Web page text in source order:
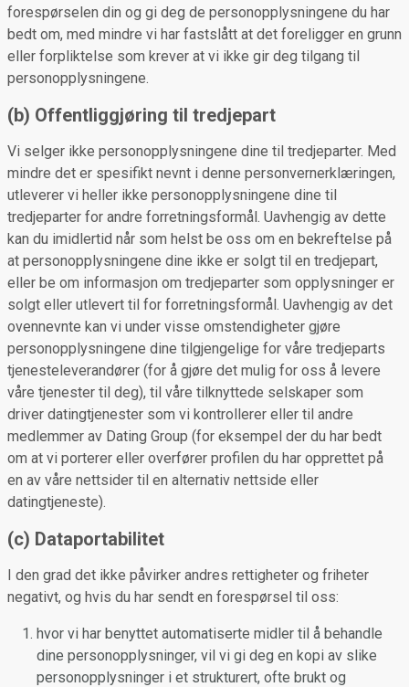
forespørselen din og gi deg de personopplysningene du har
bedt om, med mindre vi har fastslått at det foreligger en grunn
eller forpliktelse som krever at vi ikke gir deg tilgang til
personopplysningene.
(b) Offentliggjøring til tredjepart
Vi selger ikke personopplysningene dine til tredjeparter. Med
mindre det er spesifikt nevnt i denne personvernerklæringen,
utleverer vi heller ikke personopplysningene dine til
tredjeparter for andre forretningsformål. Uavhengig av dette
kan du imidlertid når som helst be oss om en bekreftelse på
at personopplysningene dine ikke er solgt til en tredjepart,
eller be om informasjon om tredjeparter som opplysninger er
solgt eller utlevert til for forretningsformål. Uavhengig av det
ovennevnte kan vi under visse omstendigheter gjøre
personopplysningene dine tilgjengelige for våre tredjeparts
tjenesteleverandører (for å gjøre det mulig for oss å levere
våre tjenester til deg), til våre tilknyttede selskaper som
driver datingtjenester som vi kontrollerer eller til andre
medlemmer av Dating Group (for eksempel der du har bedt
om at vi porterer eller overfører profilen du har opprettet på
en av våre nettsider til en alternativ nettside eller
datingtjeneste).
(c) Dataportabilitet
I den grad det ikke påvirker andres rettigheter og friheter
negativt, og hvis du har sendt en forespørsel til oss:
hvor vi har benyttet automatiserte midler til å behandle
dine personopplysninger, vil vi gi deg en kopi av slike
personopplysninger i et strukturert, ofte brukt og